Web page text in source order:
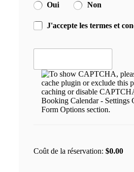
Oui
Non
J'accepte les termes et
Coût de la réservation:$0.00